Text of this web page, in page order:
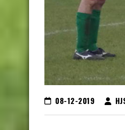
08-12-2019